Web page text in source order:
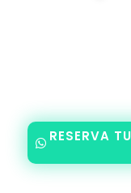
RESERVA